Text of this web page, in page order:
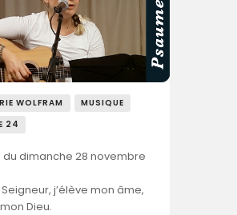
WOLFRAM
MUSIQUE
24
du dimanche 28 novembre
j’élève mon âme,
Dieu.